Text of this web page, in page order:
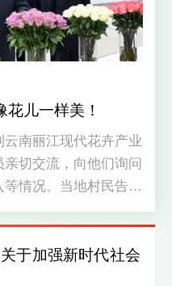
儿一样美！
南丽江现代花卉产业
切交流，向他们询问
情况。当地村民告诉
一个月收入4000多
花这个工作干得特别
说，你们这个事业搞
方向
于加强新时代社会